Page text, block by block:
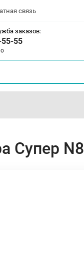
связь
заказов:
55
Супер N8